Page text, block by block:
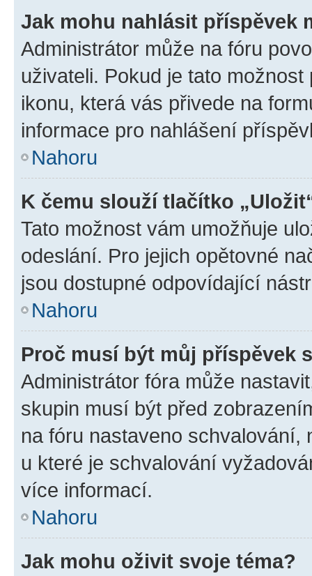
Jak mohu nahlásit příspěvek
Administrátor může na fóru
uživateli. Pokud je tato
ikonu, která vás přivede na
informace pro nahlášení
Nahoru
K čemu slouží tlačítko
Tato možnost vám umožňuje
odeslání. Pro jejich opětovné
jsou dostupné odpovídající
Nahoru
Proč musí být můj příspěvek
Administrátor fóra může
skupin musí být před
na fóru nastaveno schvalování,
u které je schvalování
více informací.
Nahoru
Jak mohu oživit svoje téma?